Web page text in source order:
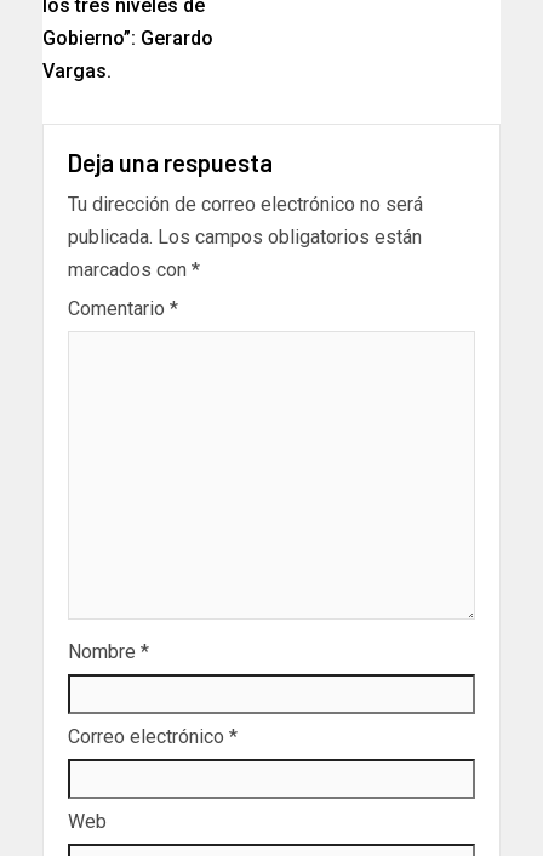
los tres niveles de
Gobierno”: Gerardo
Vargas.
Deja una respuesta
Tu dirección de correo electrónico no será
publicada. Los campos obligatorios están
marcados con *
Comentario *
Nombre *
Correo electrónico *
Web